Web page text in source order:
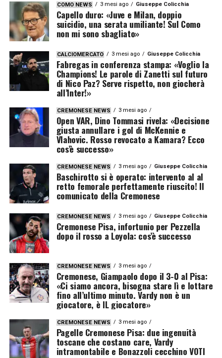
COMO NEWS 3 mesi ago Giuseppe Colicchia
Capello duro: «Juve e Milan, doppio
suicidio, una serata umiliante! Sul Como
non mi sono sbagliato»
CALCIOMERCATO 3 mesi ago Giuseppe Colicchia
Fabregas in conferenza stampa: «Voglio la
Champions! Le parole di Zanetti sul futuro
di Nico Paz? Serve rispetto, non giocherà
all’Inter!»
CREMONESE NEWS 3 mesi ago
Open VAR, Dino Tommasi rivela: «Decisione
giusta annullare i gol di McKennie e
Vlahovic. Rosso revocato a Kamara? Ecco
cos’è successo»
CREMONESE NEWS 3 mesi ago Giuseppe Colicchia
Baschirotto si è operato: intervento al al
retto femorale perfettamente riuscito! Il
comunicato della Cremonese
CREMONESE NEWS 3 mesi ago Giuseppe Colicchia
Cremonese Pisa, infortunio per Pezzella
dopo il rosso a Loyola: cos’è successo
CREMONESE NEWS 3 mesi ago
Cremonese, Giampaolo dopo il 3-0 al Pisa:
«Ci siamo ancora, bisogna stare lì e lottare
fino all’ultimo minuto. Vardy non è un
giocatore, è IL giocatore»
CREMONESE NEWS 3 mesi ago
Pagelle Cremonese Pisa: due ingenuità
toscane che costano care, Vardy
intramontabile e Bonazzoli cecchino VOTI